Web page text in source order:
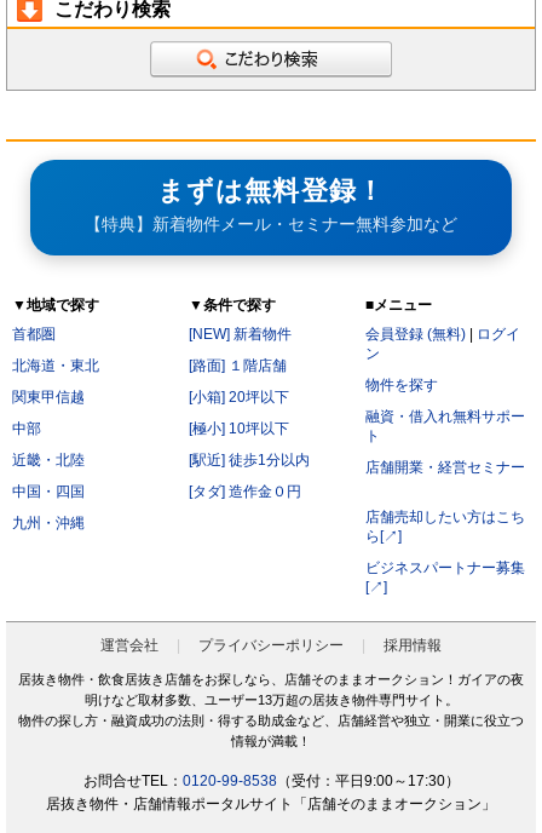
こだわり検索
まずは無料登録！
【特典】新着物件メール・セミナー無料参加など
▼地域で探す
首都圏
北海道・東北
関東甲信越
中部
近畿・北陸
中国・四国
九州・沖縄
▼条件で探す
[NEW] 新着物件
[路面] １階店舗
[小箱] 20坪以下
[極小] 10坪以下
[駅近] 徒歩1分以内
[タダ] 造作金０円
■メニュー
会員登録 (無料)
ログイ
ン
物件を探す
融資・借入れ無料サポー
ト
店舗開業・経営セミナー
店舗売却したい方はこち
ら[↗]
ビジネスパートナー募集
[↗]
運営会社 プライバシーポリシー 採用情報
居抜き物件・飲食居抜き店舗をお探しなら、店舗そのままオークション！ガイアの夜
明けなど取材多数、ユーザー13万超の居抜き物件専門サイト。
物件の探し方・融資成功の法則・得する助成金など、店舗経営や独立・開業に役立つ
情報が満載！
お問合せTEL： 0120-99-8538（受付：平日9:00～17:30）
居抜き物件・店舗情報ポータルサイト「店舗そのままオークション」